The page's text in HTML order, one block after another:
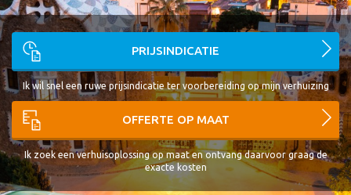
PRIJSINDICATIE
Ik wil snel een ruwe prijsindicatie ter voorbereiding op mijn verhuizing
OFFERTE OP MAAT
Ik zoek een verhuisoplossing op maat en ontvang daarvoor graag de
exacte kosten